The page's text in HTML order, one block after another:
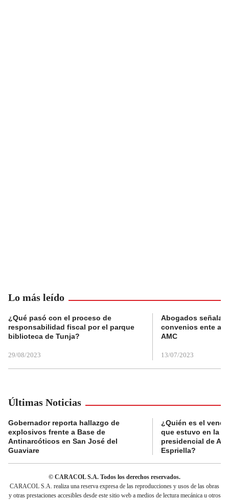
Lo más leído
¿Qué pasó con el proceso de
responsabilidad fiscal por el parque
biblioteca de Tunja?
29/08/2023
Abogados
convenios ente
AMC
13/07/2023
Últimas Noticias
Gobernador reporta hallazgo de
explosivos frente a Base de
Antinarcóticos en San José del
Guaviare
¿Quién es el
que estuvo en la
presidencial de
Espriella?
© CARACOL S.A. Todos los derechos reservados.
CARACOL S.A. realiza una reserva expresa de las reproducciones y usos de las obras
y otras prestaciones accesibles desde este sitio web a medios de lectura mecánica u otros